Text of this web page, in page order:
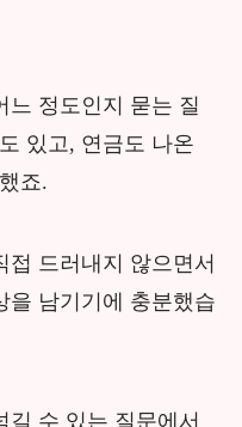
느 정도인지 묻는 질
있고, 연금도 나온
죠.
드러내지 않으면서
을 남기기에 충분했습
길 수 있는 질문에서